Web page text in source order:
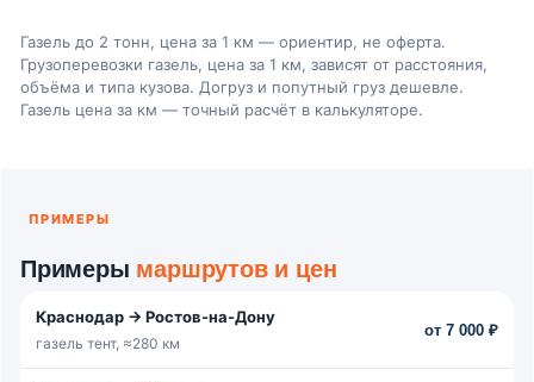
Газель до 2 тонн, цена за 1 км — ориентир, не оферта.
Грузоперевозки газель, цена за 1 км, зависят от расстояния,
объёма и типа кузова. Догруз и попутный груз дешевле.
Газель цена за км — точный расчёт в калькуляторе.
ПРИМЕРЫ
Примеры маршрутов и цен
Краснодар → Ростов-на-Дону
газель тент, ≈280 км
от 7 000 ₽